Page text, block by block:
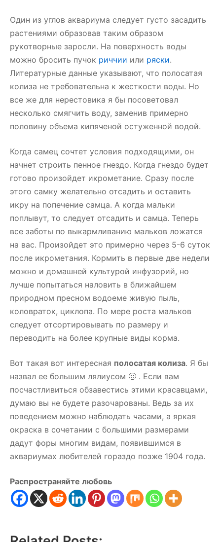
Один из углов аквариума следует густо засадить
растениями образовав таким образом
рукотворные заросли. На поверхность воды
можно бросить пучок риччии или ряски.
Литературные данные указывают, что полосатая
колиза не требовательна к жесткости воды. Но
все же для нерестовика я бы посоветовал
несколько смягчить воду, заменив примерно
половину объема кипяченой остуженной водой.
Когда самец сочтет условия подходящими, он
начнет строить пенное гнездо. Когда гнездо будет
готово произойдет икрометание. Сразу после
этого самку желательно отсадить и оставить
икру на попечение самца. А когда мальки
поплывут, то следует отсадить и самца. Теперь
все заботы по выкармливанию мальков ложатся
на вас. Произойдет это примерно через 5-6 суток
после икрометания. Кормить в первые две недели
можно и домашней культурой инфузорий, но
лучше попытаться наловить в ближайшем
природном пресном водоеме живую пыль,
коловраток, циклопа. По мере роста мальков
следует отсортировывать по размеру и
переводить на более крупные виды корма.
Вот такая вот интересная полосатая колиза. Я бы
назвал ее большим лялиусом 🙂 . Если вам
посчастливиться обзавестись этими красавцами,
думаю вы не будете разочарованы. Ведь за их
поведением можно наблюдать часами, а яркая
окраска в сочетании с большими размерами
дадут форы многим видам, появившимся в
аквариумах любителей гораздо позже 1904 года.
Распространяйте любовь